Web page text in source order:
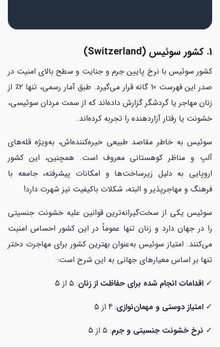
1. کشور سوئیس (Switzerland)
کشور سوئیس با نرخ پایین جرم و جنایت و سطح بالای امنیت در
صدر این فهرست 10 گانه قرار می‌گیرد. طبق آمار رسمی، تنها ۲٪ از
زنان مهاجر یا گردشگر گزارش داده‌اند که از سمت مردان سوئیسی،
خشونت یا رفتار آزاردهنده را تجربه کرده‌اند.
سوئیس به خاطر مقاصد طبیعی خیره‌کننده‌اش، به‌ویژه قله‌های
آلپ و مناظر کوهستانی معروف است. همچنین، این کشور
اروپایی به دلیل زیرساخت‌ها و امکانات پیشرفته، جامعه با
فرهنگ و مهاجرپذیر و البته، شکلات باکیفیت نیز شهرت دارد!
سوئیس یکی از سخت‌گیرانه‌ترین قوانین علیه خشونت جنسیتی
را در جهان دارد و زنان تنها عموماً در این کشور احساس امنیت
می‌کنند. امتیاز سوئیس به‌عنوان بهترین کشور برای مهاجرت دختر
تنها بر اساس معیارهای جهانی به این شرح است:
✓ اقدامات انجام شده برای حفاظت از زنان: ۵ از 5
✓ امتیاز دوستی و مهمان‌نوازی: 4 از 5
✓ نرخ خشونت جنسیتی و جرم: ۵ از 5